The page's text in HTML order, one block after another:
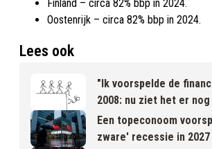
Finland – circa 82% bbp in 2024.
Oostenrijk – circa 82% bbp in 2024.
Lees ook
"Ik voorspelde de
2008: nu ziet het er
Een topeconoom
zware' recessie in 2027